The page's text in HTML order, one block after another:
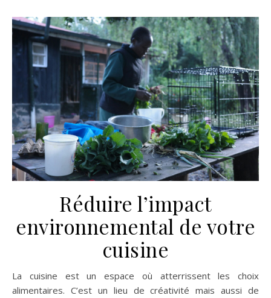
Réduire l’impact
environnemental de votre
cuisine
La cuisine est un espace où atterrissent les choix
alimentaires. C’est un lieu de créativité mais aussi de